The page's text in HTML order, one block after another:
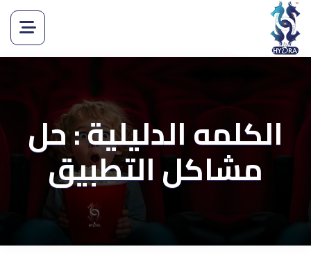
الكلمه الدليلية : حل
مشاكل التطبيق